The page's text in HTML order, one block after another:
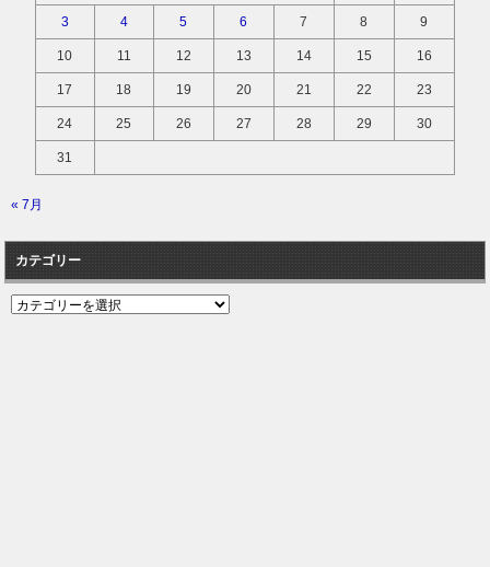
3 4 5 6 7 8 9
10 11 12 13 14 15 16
17 18 19 20 21 22 23
24 25 26 27 28 29 30
31
« 7月
カテゴリー
カ